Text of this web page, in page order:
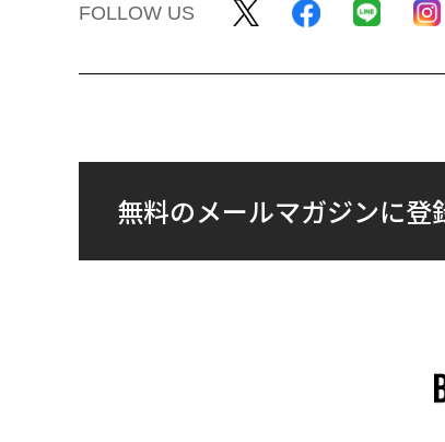
FOLLOW US
無料のメールマガジンに登